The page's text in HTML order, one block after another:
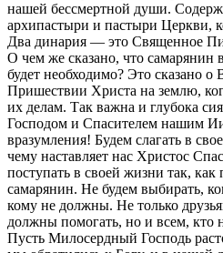
нашей бессмертной души.
архипастыри и пастыри Церкви,
Два динария — это Священное
О чем же сказано, что самарянин
будет необходимо? Это сказано
Пришествии Христа на землю,
их делам. Так важна и глубока
Господом и Спасителем нашим
вразумления! Будем слагать в
чему наставляет нас Христос
поступать в своей жизни так,
самарянин. Не будем выбирать,
кому не должны. Не только
должны помогать, но и всем, кто
Пусть Милосердный Господь